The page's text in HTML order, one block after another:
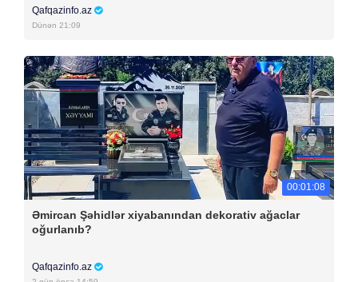
Qafqazinfo.az
Dünən 21:09
00:01:08
Əmircan Şəhidlər xiyabanından dekorativ ağaclar
oğurlanıb?
Qafqazinfo.az